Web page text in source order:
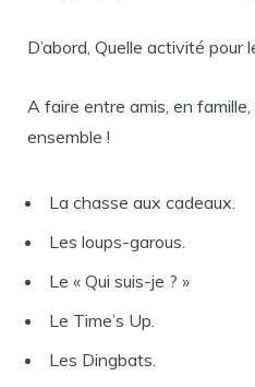
D’abord, Quelle activité pour
A faire entre amis, en
ensemble !
La chasse aux cadeaux.
Les loups-garous.
Le « Qui suis-je ? »
Le Time’s Up.
Les Dingbats.